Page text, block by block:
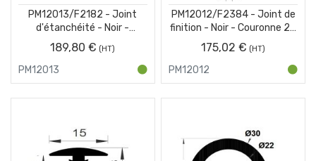
PM12013/F2182 - Joint
d'étanchéité - Noir -
Couronne 25 m
189,80 €
PM12013
PM12012/F2384 - Joint de
finition - Noir - Couronne 25
m
175,02 €
PM12012